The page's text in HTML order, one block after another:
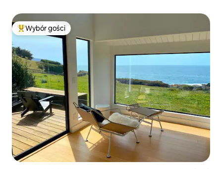
Najpopularniejsze z kategorii Wybór gości
Wybór gości